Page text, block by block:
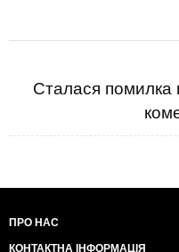
Сталася помилка
ПРО НАС
КОНТАКТНА ІНФОРМАЦІЯ